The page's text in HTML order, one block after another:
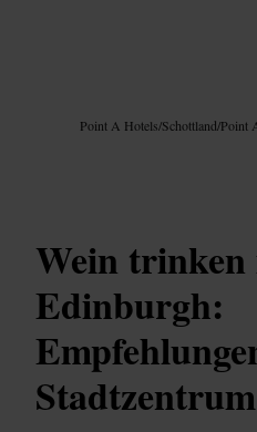
Point A Hotels/Schottland/Point
Wein trinken
Edinburgh:
Stadtzentrum